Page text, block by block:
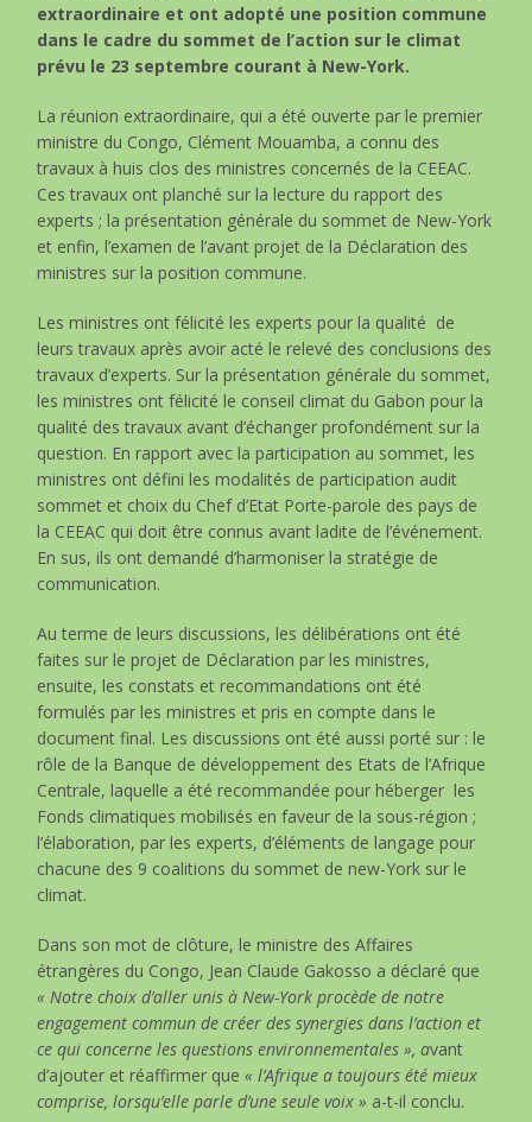
extraordinaire et ont adopté une position commune
dans le cadre du sommet de l’action sur le climat
prévu le 23 septembre courant à New-York.
La réunion extraordinaire, qui a été ouverte par le premier
ministre du Congo, Clément Mouamba, a connu des
travaux à huis clos des ministres concernés de la CEEAC.
Ces travaux ont planché sur la lecture du rapport des
experts ; la présentation générale du sommet de New-York
et enfin, l’examen de l’avant projet de la Déclaration des
ministres sur la position commune.
Les ministres ont félicité les experts pour la qualité de
leurs travaux après avoir acté le relevé des conclusions des
travaux d’experts. Sur la présentation générale du sommet,
les ministres ont félicité le conseil climat du Gabon pour la
qualité des travaux avant d’échanger profondément sur la
question. En rapport avec la participation au sommet, les
ministres ont défini les modalités de participation audit
sommet et choix du Chef d’Etat Porte-parole des pays de
la CEEAC qui doit être connus avant ladite de l’événement.
En sus, ils ont demandé d’harmoniser la stratégie de
communication.
Au terme de leurs discussions, les délibérations ont été
faites sur le projet de Déclaration par les ministres,
ensuite, les constats et recommandations ont été
formulés par les ministres et pris en compte dans le
document final. Les discussions ont été aussi porté sur : le
rôle de la Banque de développement des Etats de l’Afrique
Centrale, laquelle a été recommandée pour héberger les
Fonds climatiques mobilisés en faveur de la sous-région ;
l’élaboration, par les experts, d’éléments de langage pour
chacune des 9 coalitions du sommet de new-York sur le
climat.
Dans son mot de clôture, le ministre des Affaires
étrangères du Congo, Jean Claude Gakosso a déclaré que
« Notre choix d’aller unis à New-York procède de notre
engagement commun de créer des synergies dans l’action et
ce qui concerne les questions environnementales », avant
d’ajouter et réaffirmer que« l’Afrique a toujours été mieux
comprise, lorsqu’elle parle d’une seule voix » a-t-il conclu.